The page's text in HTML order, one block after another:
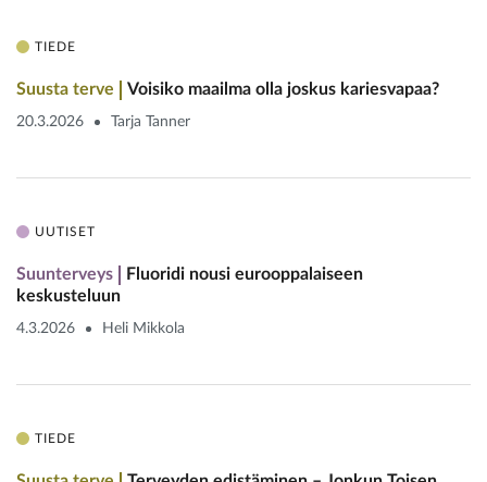
TIEDE
Suusta terve Voisiko maailma olla joskus kariesvapaa?
20.3.2026 Tarja Tanner
UUTISET
Suunterveys
Fluoridi nousi eurooppalaiseen
keskusteluun
4.3.2026 Heli Mikkola
TIEDE